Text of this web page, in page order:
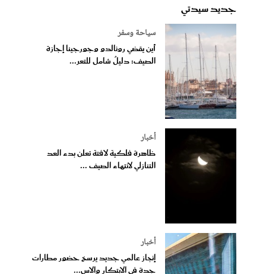
جديد سيدتي
سياحة وسفر
أين يقضي رونالدو وجورجينا إجازة
الصيف: دليلٌ شامل للتعر...
أخبار
ظاهرة فلكية لافتة تعلن بدء العد
التنازلي لانتهاء الصيف ...
أخبار
إنجاز عالمي جديد يرسخ حضور مطارات
جدة في الابتكار والاس...